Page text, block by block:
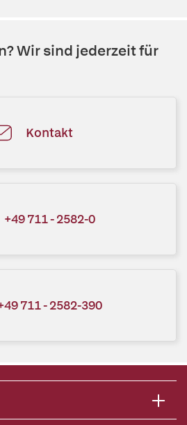
Wir sind jederzeit für
Kontakt
+49 711 - 2582-0
711 - 2582-390